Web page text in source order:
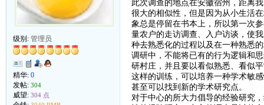
级别: 管理员
精华: 0
发帖: 304
威望: 304 点
此次调查的地点在安徽宿州，距离
很大的相似性，但是因为从小生活
象总是停留在书本上，所以第一次
量农户的走访调查、入户访谈，使
种去熟悉化的过程以及在一种熟悉
调研中，不能将已有的行为逻辑和
研村庄，并且要以看似熟悉、看似
这样的训练，可以培养一种学术敏
甚至可以找到新的学术研究点。
对于中心的所大力倡导的经验研究